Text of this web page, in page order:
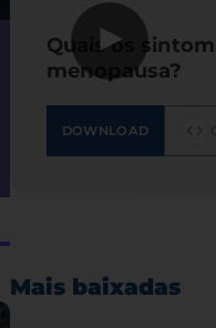
▶
Quais os
menopausa?
DOWNLOAD
Mais baixadas